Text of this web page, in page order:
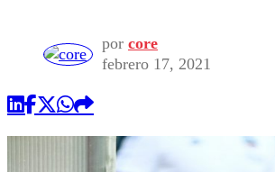
Torneo Internacional
Torneo Nacional
Internacional
Nacional
Programas
Comercial
por core
febrero 17, 2021